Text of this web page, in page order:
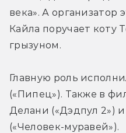
века». А организатор
Кайла поручает коту
грызуном.
Главную роль
(«Пипец»). Также в
Делани («Дэдпул 2»)
(«Человек-муравей»).